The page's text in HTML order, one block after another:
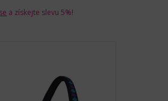
a získejte slevu 5%!